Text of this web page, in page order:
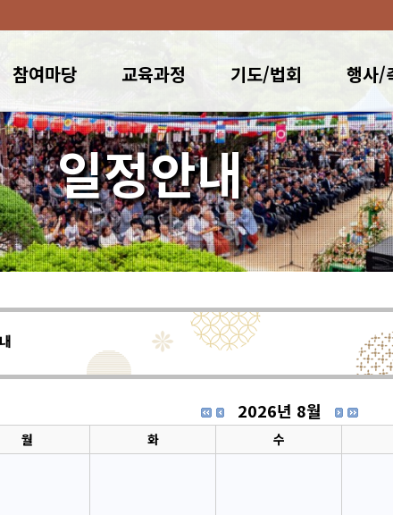
참여마당 교육과정 기도/법회 행사/
일정안내
2026년 8월
월 화 수